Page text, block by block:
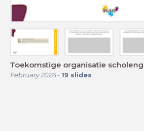
Toekomstige organisatie
February 2026- 19 slides